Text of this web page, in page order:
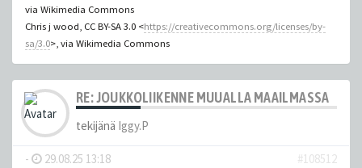
via Wikimedia Commons
Chris j wood, CC BY-SA 3.0 <https://creativecommons.org/licenses/by-
sa/3.0>, via Wikimedia Commons
RE: JOUKKOLIIKENNE MUUALLA MAAILMASSA
tekijänä Iggy.P
- 29.08.25 13:18 #108512